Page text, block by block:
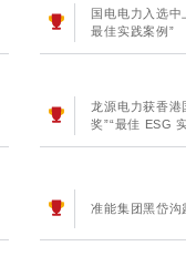
国电电力入选
最佳实践案例”
龙源电力获香港
奖”“最佳 ESG
准能集团黑岱沟